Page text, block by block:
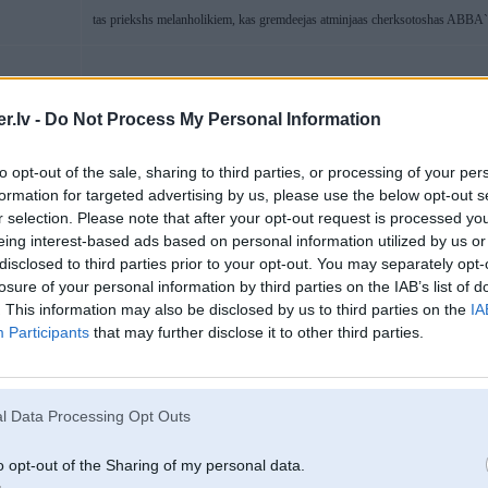
- Do Not Process My Personal Information
opt-out of the sale, sharing to third parties, or processing of your
for targeted advertising by us, please use the below opt-out
selection. Please note that after your opt-out request is processed
interest-based ads based on personal information utilized by us
to third parties prior to your opt-out. You may separately
of your personal information by third parties on the IAB’s list of
This information may also be disclosed by us to third parties on the
Participants that may further disclose it to other third parties.
Data Processing Opt Outs
opt-out of the Sharing of my personal data.
tas priekshs melanholikiem, kas gremdeejas atminjaas cherksotoshas
X-drive G11
man ir ’03 gada 318 sedans...arī ar Harman/kardon....salonaa 10
22. May 2006, 17:38
2006-05-22 17:36, Black rakstīja:
2006-05-22 17:30, JanisPuu rakstīja:
Landcruiser, nevis Lada pie tam...
brīnums, ka vēl nav vecais das Schahlplattenspieler